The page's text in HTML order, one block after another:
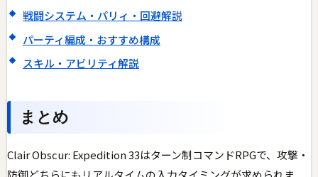
戦闘システム・パリィ・回避解説
パーティ編成・おすすめ構成
スキル・アビリティ解説
まとめ
Clair Obscur: Expedition 33はターン制コマンドRPGで、攻撃・